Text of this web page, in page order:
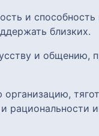
и
близких.
и
рациональности